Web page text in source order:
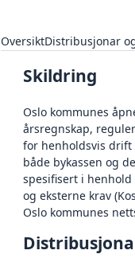
OversiktDistribusjonar
Skildring
Oslo kommunes
årsregnskap,
for henholdsvis drift
både bykassen og
spesifisert i
og eksterne krav
Oslo kommunes